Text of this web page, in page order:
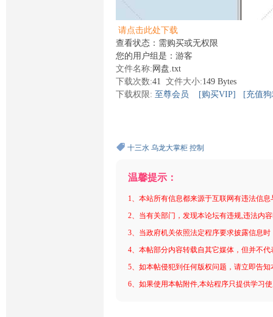
请点击此处下载
查看状态：需购买或无权限
您的用户组是：游客
文件名称: 网盘.txt
下载次数:41 文件大小:149 Bytes
下载权限: 至尊会员 [购买VIP] [充值
十三水 乌龙大掌柜 控制
温馨提示：
1、本站所有信息都来源于互联网有违法信
2、当有关部门，发现本论坛有违规,违法内
3、当政府机关依照法定程序要求披露信息
4、本帖部分内容转载自其它媒体，但并不
5、如本帖侵犯到任何版权问题，请立即告
6、如果使用本帖附件,本站程序只提供学习